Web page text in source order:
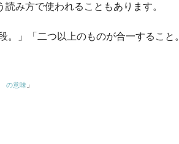
み方で使われることもあります。
」「二つ以上のものが合一すること
の意味 」